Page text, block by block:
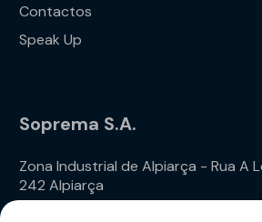
Contactos
Speak Up
Soprema S.A.
Zona Industrial de Alpiarça - Rua A
242 Alpiarça